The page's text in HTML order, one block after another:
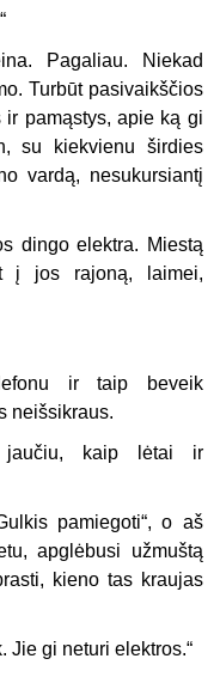
Pagaliau. Niekad
Turbūt pasivaikščios
pamąstys, apie ką gi
su kiekvienu širdies
vardą, nesukursiantį
dingo elektra. Miestą
į jos rajoną, laimei,
ir taip beveik
neišsikraus.
kaip lėtai ir
pamiegoti“, o aš
apglėbusi užmuštą
kieno tas kraujas
Jie gi neturi elektros.“